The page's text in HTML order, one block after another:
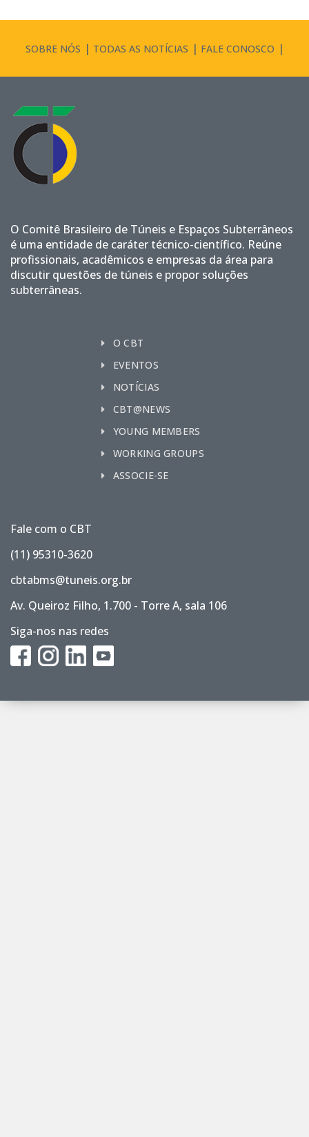
SOBRE NÓS TODAS AS NOTÍCIAS FALE CONOSCO
O Comitê Brasileiro de Túneis e Espaços Subterrâneos
é uma entidade de caráter técnico-científico. Reúne
profissionais, acadêmicos e empresas da área para
discutir questões de túneis e propor soluções
subterrâneas.
O CBT
EVENTOS
NOTÍCIAS
CBT@NEWS
YOUNG MEMBERS
WORKING GROUPS
ASSOCIE-SE
Fale com o CBT
(11) 95310-3620
cbtabms@tuneis.org.br
Av. Queiroz Filho, 1.700 - Torre A, sala 106
Siga-nos nas redes